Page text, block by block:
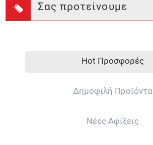
Σας προτείνουμε
Hot Προσφορές
Δημοφιλή Προϊόντα
Νέες Αφίξεις